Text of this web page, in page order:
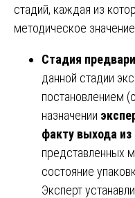
стадий, каждая из
методическое значение.
Стадия
данной стадии
постановлением
назначении
факту выхода из
представленных
состояние
Эксперт